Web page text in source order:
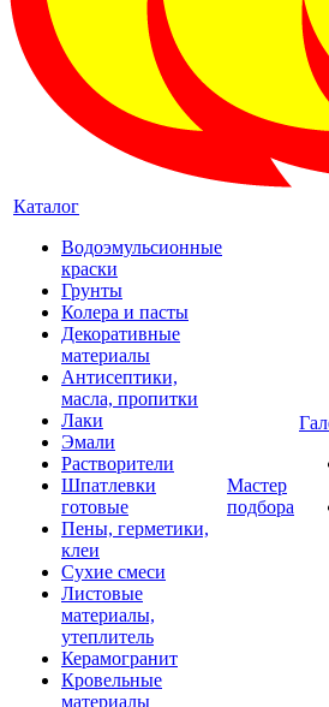
Каталог
Водоэмульсионные
краски
Грунты
Колера и пасты
Декоративные
материалы
Антисептики,
масла, пропитки
Лаки
Эмали
Растворители
Шпатлевки
готовые
Пены, герметики,
клеи
Сухие смеси
Листовые
материалы,
утеплитель
Керамогранит
Кровельные
материалы
Мастер
подбора